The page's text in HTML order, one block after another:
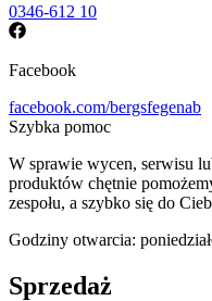
0346-612 10
Facebook
facebook.com/bergsfegenab
Szybka pomoc
W sprawie wycen, serwisu
produktów chętnie
zespołu, a szybko się do
Godziny otwarcia:
Sprzedaż